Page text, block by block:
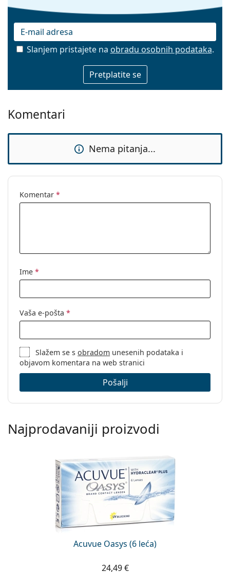
Slanjem pristajete na obradu osobnih podataka.
Komentari
Nema pitanja...
Komentar *
Ime *
Vaša e-pošta *
Slažem se sobradom unesenih podataka i
objavom komentara na web stranici
Pošalji
Najprodavaniji proizvodi
Acuvue Oasys (6 leća)
24,49 €